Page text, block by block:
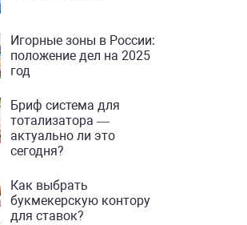
Игорные зоны в России:
положение дел на 2025
год
Бриф система для
тотализатора —
актуально ли это
сегодня?
Как выбрать
букмекерскую контору
для ставок?